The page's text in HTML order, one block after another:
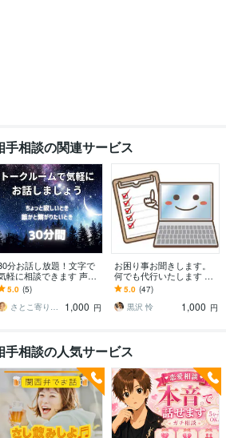
手相談の関連サービス
分お話し放題！文字で
軽に相談できます 声を
さなくてOK！誰にも知
られず気軽におしゃべり
題☆
5.0 (5)
さとこ寄り添いタロットリーディング
1,000 円
お困り事お聞きします。
何でも代行いたします 土
日祝、夜間対応。見積も
り、返信早いです。
5.0 (47)
黒沢 怜
1,000 円
手相談の人気サービス